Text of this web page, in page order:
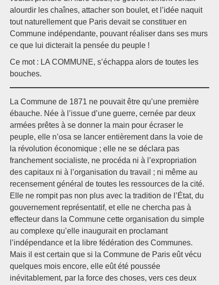
alourdir les chaînes, attacher son boulet, et l’idée naquit
tout naturellement que Paris devait se constituer en
Commune indépendante, pouvant réaliser dans ses murs
ce que lui dicterait la pensée du peuple !
Ce mot : LA COMMUNE, s’échappa alors de toutes les
bouches.
La Commune de 1871 ne pouvait être qu’une première
ébauche. Née à l’issue d’une guerre, cernée par deux
armées prêtes à se donner la main pour écraser le
peuple, elle n’osa se lancer entièrement dans la voie de
la révolution économique ; elle ne se déclara pas
franchement socialiste, ne procéda ni à l’expropriation
des capitaux ni à l’organisation du travail ; ni même au
recensement général de toutes les ressources de la cité.
Elle ne rompit pas non plus avec la tradition de l’État, du
gouvernement représentatif, et elle ne chercha pas à
effecteur dans la Commune cette organisation du simple
au complexe qu’elle inaugurait en proclamant
l’indépendance et la libre fédération des Communes.
Mais il est certain que si la Commune de Paris eût vécu
quelques mois encore, elle eût été poussée
inévitablement, par la force des choses, vers ces deux